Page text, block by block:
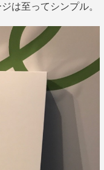
は至ってシンプル。